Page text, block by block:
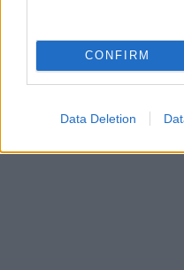
CONFIRM
Data Deletion